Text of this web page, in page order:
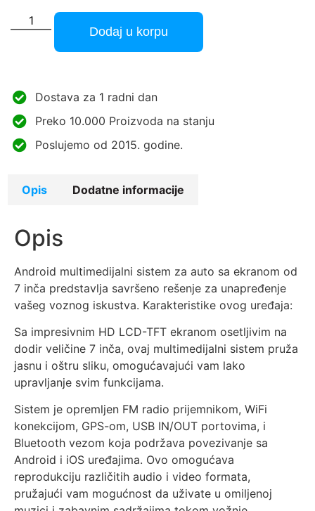
Dodaj u korpu
Dostava za 1 radni dan
Preko 10.000 Proizvoda na stanju
Poslujemo od 2015. godine.
Opis Dodatne informacije
Opis
Android multimedijalni sistem za auto sa ekranom od
7 inča predstavlja savršeno rešenje za unapređenje
vašeg voznog iskustva. Karakteristike ovog uređaja:
Sa impresivnim HD LCD-TFT ekranom osetljivim na
dodir veličine 7 inča, ovaj multimedijalni sistem pruža
jasnu i oštru sliku, omogućavajući vam lako
upravljanje svim funkcijama.
Sistem je opremljen FM radio prijemnikom, WiFi
konekcijom, GPS-om, USB IN/OUT portovima, i
Bluetooth vezom koja podržava povezivanje sa
Android i iOS uređajima. Ovo omogućava
reprodukciju različitih audio i video formata,
pružajući vam mogućnost da uživate u omiljenoj